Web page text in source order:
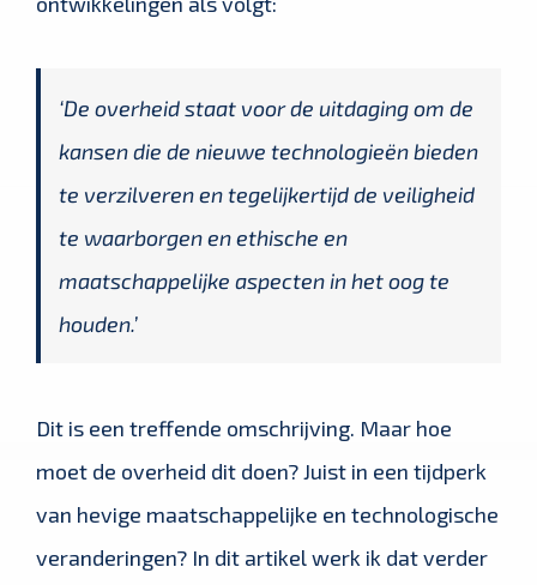
‘De overheid staat voor de uitdaging om de
kansen die de nieuwe technologieën bieden
te verzilveren en tegelijkertijd de veiligheid
te waarborgen en ethische en
maatschappelijke aspecten in het oog te
houden.’
Dit is een treffende omschrijving. Maar hoe
moet de overheid dit doen? Juist in een tijdperk
van hevige maatschappelijke en technologische
veranderingen? In dit artikel werk ik dat verder